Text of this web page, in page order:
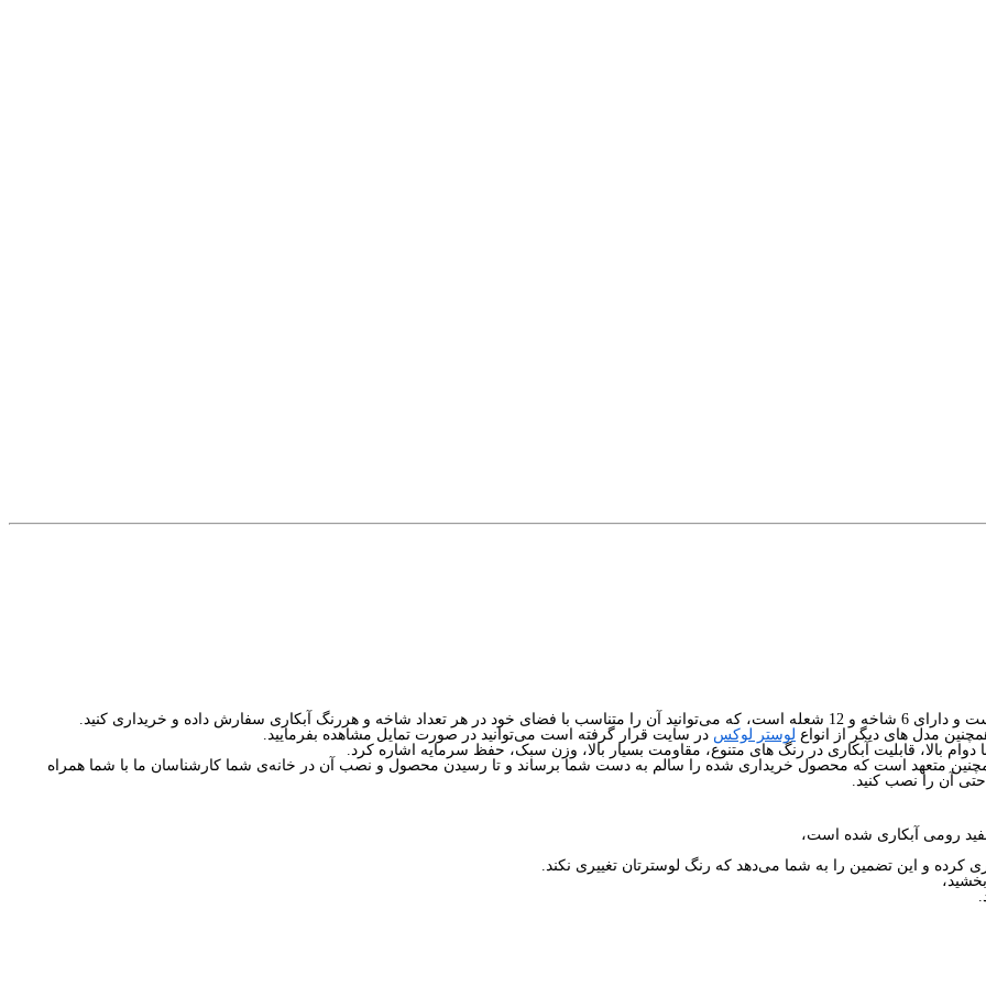
داده و خریداری کنید.
مدل های دیگر از انواع لوستر لوکس در سایت قرار گرفته است می‌توانید در صورت تمایل مشاهده بفرمایید.
بالا، قابلیت آبکاری در رنگ های متنوع، مقاومت بسیار بالا، وزن سبک، حفظ سرمایه اشاره کرد.
آن را نصب کنید.
کرده و این تضمین را به شما می‌دهد که رنگ لوسترتان تغییری نکند.